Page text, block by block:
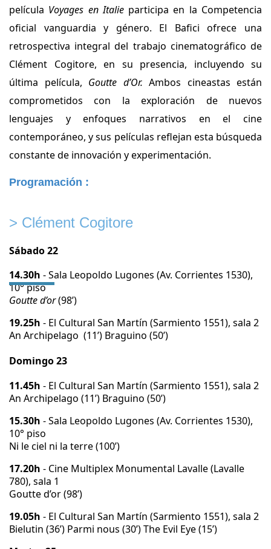
película Voyages en Italieparticipa en la Competencia
oficial vanguardia y género. El Bafici
ofrece una
retrospectiva integral del trabajo cinematográfico de
Clément Cogitore, en su presencia, incluyendo su
última película, Goutte d’Or. Ambos cineastas están
comprometidos con la exploración de nuevos
lenguajes y enfoques narrativos en el cine
contemporáneo, y sus películas reflejan esta búsqueda
constante de innovación y experimentación.
Programación :
> Clément Cogitore
Sábado 22
14.30h - Sala Leopoldo Lugones (Av. Corrientes 1530),
10° piso
Goutte d’or(98’)
19.25h - El Cultural San Martín (Sarmiento 1551), sala 2
An Archipelago (11’) Braguino (50’)
Domingo 23
11.45h - El Cultural San Martín (Sarmiento 1551), sala 2
An Archipelago (11’) Braguino (50’)
15.30h - Sala Leopoldo Lugones (Av. Corrientes 1530),
10° piso
Ni le ciel ni la terre(100’)
17.20h - Cine Multiplex Monumental Lavalle (Lavalle
780), sala 1
Goutte d’or(98’)
19.05h - El Cultural San Martín (Sarmiento 1551), sala 2
Bielutin (36’) Parmi nous (30’)The Evil Eye(15’)